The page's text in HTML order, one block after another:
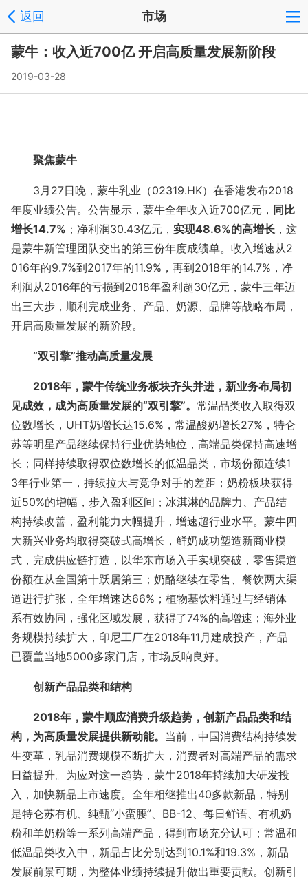
返回 市场
蒙牛：收入近700亿 开启高质量发展新阶段
2019-03-28
聚焦蒙牛
3月27日晚，蒙牛乳业（02319.HK）在香港发布2018
年度业绩公告。公告显示，蒙牛全年收入近700亿元， 同比
增长14.7% ；净利润30.43亿元， 实现48.6%的高增长 ，这
是蒙牛新管理团队交出的第三份年度成绩单。收入增速从2
016年的9.7%到2017年的11.9%，再到2018年的14.7%，净
利润从2016年的亏损到2018年盈利超30亿元，蒙牛三年迈
出三大步，顺利完成业务、产品、奶源、品牌等战略布局，
开启高质量发展的新阶段。
“双引擎”推动高质量发展
2018年，蒙牛传统业务板块齐头并进，新业务布局初
见成效，成为高质量发展的“双引擎”。 常温品类收入取得双
位数增长，UHT奶增长达15.6%，常温酸奶增长27%，特仑
苏等明星产品继续保持行业优势地位，高端品类保持高速增
长；同样持续取得双位数增长的低温品类，市场份额连续1
3年行业第一，持续拉大与竞争对手的差距；奶粉板块获得
近50%的增幅，步入盈利区间；冰淇淋的品牌力、产品结
构持续改善，盈利能力大幅提升，增速超行业水平。蒙牛四
大新兴业务均取得突破式高增长，鲜奶成功塑造新商业模
式，完成供应链打造，以华东市场入手实现突破，零售渠道
份额在从全国第十跃居第三；奶酪继续在零售、餐饮两大渠
道进行扩张，全年增速达66%；植物基饮料通过与经销体
系有效协同，强化区域发展，获得了74%的高增速；海外业
务规模持续扩大，印尼工厂在2018年11月建成投产，产品
已覆盖当地5000多家门店，市场反响良好。
创新产品品类和结构
2018年，蒙牛顺应消费升级趋势，创新产品品类和结
构，为高质量发展提供新动能。 当前，中国消费结构持续发
生变革，乳品消费规模不断扩大，消费者对高端产品的需求
日益提升。为应对这一趋势，蒙牛2018年持续加大研发投
入，加快新品上市速度。全年相继推出40多款新品，特别
是特仑苏有机、纯甄“小蛮腰”、BB-12、每日鲜语、有机奶
粉和羊奶粉等一系列高端产品，得到市场充分认可；常温和
低温品类收入中，新品占比分别达到10.1%和19.3%，新品
发展前景可期，为整体业绩持续提升做出重要贡献。创新引